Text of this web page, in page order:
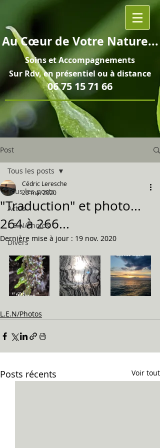
AuCœurde Votre Nature...
Soins etAccompagnements
Sur Rdv, en présentiel ou à distance
06 75 15 71 66
Post
Tous les posts
Actus
L.E.N/Photos
Divers
Tous les posts
"Traduction" et photo...
264 à 266...
Cédric Leresche
20 mai 2020
Dernière mise à jour : 19 nov. 2020
L.E.N/Photos
Posts récents Voir tout